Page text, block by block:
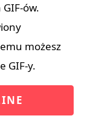
ów.
możesz
GIF-y.